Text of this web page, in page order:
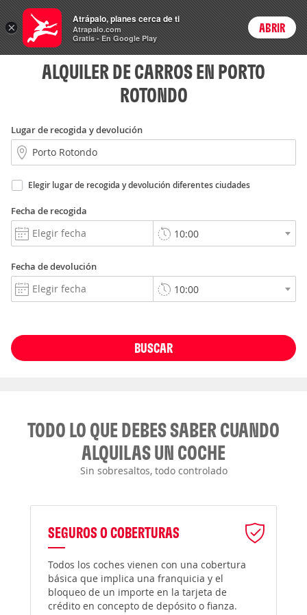
Rent
a Car Login
ALQUILER DE CARROS EN PORTO
ROTONDO
Lugar de recogida y devolución
Elegir lugar de recogida y devolución diferentes ciudades
Fecha de recogida
Fecha de devolución
BUSCAR
TODO LO QUE DEBES SABER CUANDO
ALQUILAS UN COCHE
Sin sobresaltos, todo controlado
SEGUROS O COBERTURAS
Todos los coches vienen con una cobertura
básica que implica una franquicia y el
bloqueo de un importe en la tarjeta de
crédito en concepto de depósito o fianza.
×
Atrápalo, planes cerca de ti
Atrapalo.com
Gratis - En Google Play
ABRIR